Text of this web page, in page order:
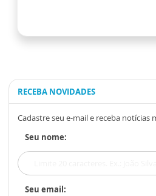
RECEBA NOVIDADES
Cadastre seu e-mail e receba notícias
Seu nome:
Seu email: